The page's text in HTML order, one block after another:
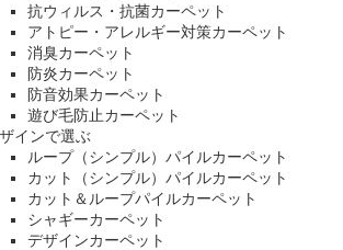
抗ウィルス・抗菌カーペット
アトピー・アレルギー対策カーペット
消臭カーペット
防炎カーペット
防音効果カーペット
遊び毛防止カーペット
インで選ぶ
ループ（シンプル）パイルカーペット
カット（シンプル）パイルカーペット
カット＆ループパイルカーペット
シャギーカーペット
デザインカーペット